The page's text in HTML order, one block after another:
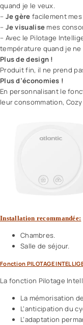
quand je le veux.
– Je gère facilement
– Je visualise mes
– Avec le Pilotage
température quand je ne
Plus de design !
Produit fin, il ne prend
Plus d’économies !
En personnalisant le
leur consommation,
Installation recommandée:
Chambres.
Salle de séjour.
Fonction PILOTAGE
La fonction Pilotage
La mémorisation
L’anticipation du
L’adaptation